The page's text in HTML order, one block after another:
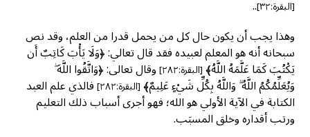
[البقرة:٣٢]
..
وهذا يجب أن يكون حال كل من يحمل قدرا من العلم، وقد نص
سبحانه أنه هو المعلم لعبيده فقد قال تعالي: ﴿وَلَا يَأْبَ كَاتِبٌ أَن
يَكْتُبَ كَمَا عَلَّمَهُ اللَّهُ﴾[البقرة:٢٨٢] وقال تعالى: ﴿وَاتَّقُوا اللَّهَ ۖ
وَيُعَلِّمُكُمُ اللَّهُ ۗ وَاللَّهُ بِكُلِّ شَيْءٍ عَلِيمٌ﴾[البقرة:٢٨٢] فالذي علم العبد
الكتابة في الآية الأولي هو الله؛ فهو أجرى أسباب ذلك التعليم
ورتب أقداره وخلق المسبَب.